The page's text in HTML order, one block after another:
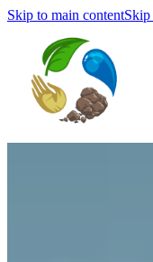
Skip to main content